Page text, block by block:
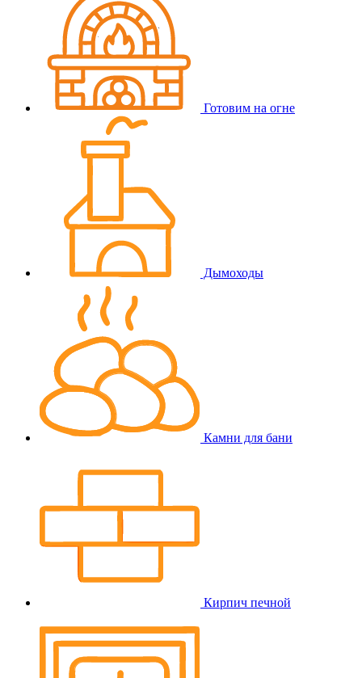
Готовим на огне
Дымоходы
Камни для бани
Кирпич печной